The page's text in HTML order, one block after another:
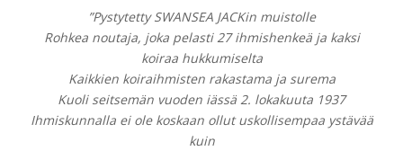
”Pystytetty SWANSEA JACKin muistolle
Rohkea noutaja, joka pelasti 27 ihmishenkeä ja kaksi
koiraa hukkumiselta
Kaikkien koiraihmisten rakastama ja surema
Kuoli seitsemän vuoden iässä 2. lokakuuta 1937
Ihmiskunnalla ei ole koskaan ollut uskollisempaa ystävää
kuin